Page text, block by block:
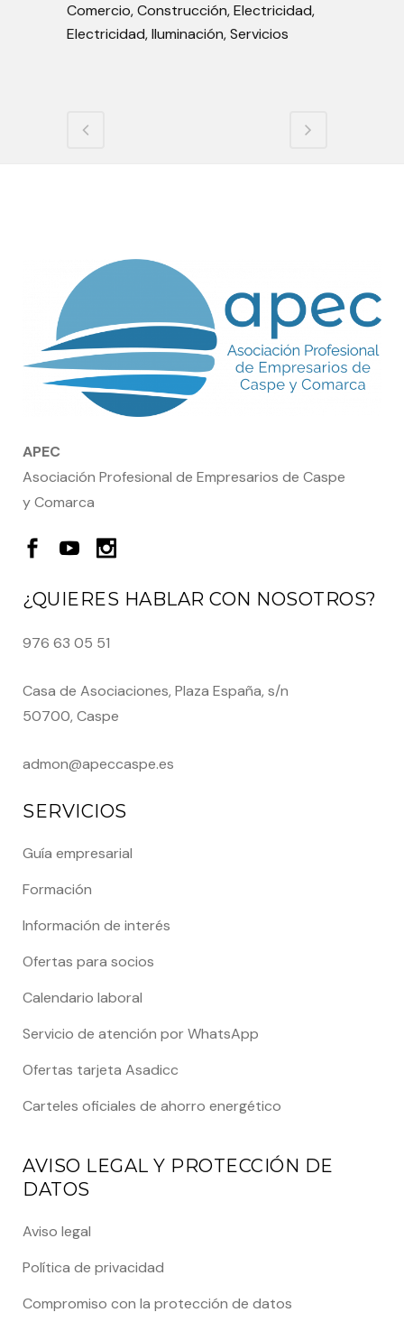
Comercio, Construcción, Electricidad,
Electricidad, Iluminación, Servicios
APEC
Asociación Profesional de Empresarios de Caspe
y Comarca
¿QUIERES HABLAR CON NOSOTROS?
976 63 05 51
Casa de Asociaciones, Plaza España, s/n
50700, Caspe
admon@apeccaspe.es
SERVICIOS
Guía empresarial
Formación
Información de interés
Ofertas para socios
Calendario laboral
Servicio de atención por WhatsApp
Ofertas tarjeta Asadicc
Carteles oficiales de ahorro energético
AVISO LEGAL Y PROTECCIÓN DE
DATOS
Aviso legal
Política de privacidad
Compromiso con la protección de datos